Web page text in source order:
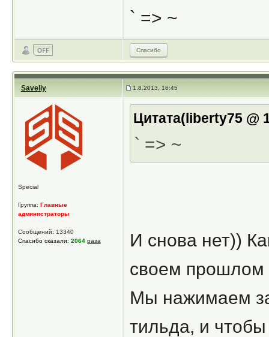
` => ~
Спасибо
Saveliy 1.8.2013, 16:45
Special
Группа: Главные
администраторы
Сообщений: 13340
Спасибо сказали: 2064 раза
Цитата(liberty75 @
` => ~
И снова нет))
своем прошлом
Мы нажимаем
тильда, и